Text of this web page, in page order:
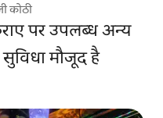
कोठी
पर उपलब्ध अन्य
मौजूद है